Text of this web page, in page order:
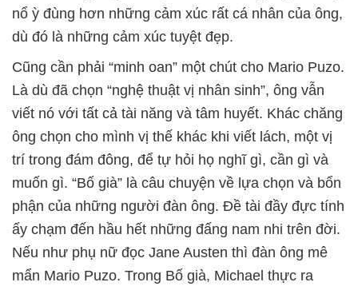
nổ ỳ đùng hơn những cảm xúc rất cá nhân của ông,
dù đó là những cảm xúc tuyệt đẹp.
Cũng cần phải “minh oan” một chút cho Mario Puzo.
Là dù đã chọn “nghệ thuật vị nhân sinh”, ông vẫn
viết nó với tất cả tài năng và tâm huyết. Khác chăng
ông chọn cho mình vị thế khác khi viết lách, một vị
trí trong đám đông, để tự hỏi họ nghĩ gì, cần gì và
muốn gì. “Bố già” là câu chuyện về lựa chọn và bổn
phận của những người đàn ông. Đề tài đầy đực tính
ấy chạm đến hầu hết những đấng nam nhi trên đời.
Nếu như phụ nữ đọc Jane Austen thì đàn ông mê
mẩn Mario Puzo. Trong Bố già, Michael thực ra